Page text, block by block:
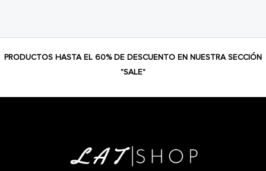
PRODUCTOS HASTA EL 60% DE DESCUENTO EN NUESTRA SECCIÓN
"SALE"